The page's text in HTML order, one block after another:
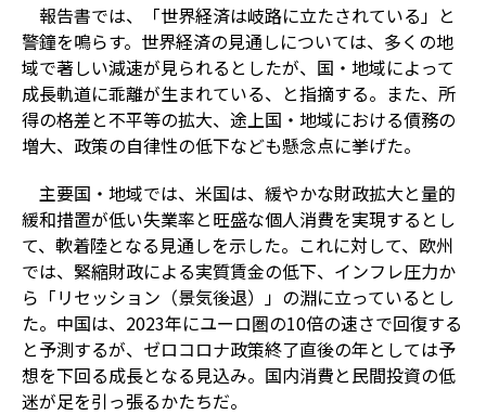
報告書では、「世界経済は岐路に立たされている」と
警鐘を鳴らす。世界経済の見通しについては、多くの地
域で著しい減速が見られるとしたが、国・地域によって
成長軌道に乖離が生まれている、と指摘する。また、所
得の格差と不平等の拡大、途上国・地域における債務の
増大、政策の自律性の低下なども懸念点に挙げた。
主要国・地域では、米国は、緩やかな財政拡大と量的
緩和措置が低い失業率と旺盛な個人消費を実現するとし
て、軟着陸となる見通しを示した。これに対して、欧州
では、緊縮財政による実質賃金の低下、インフレ圧力か
ら「リセッション（景気後退）」の淵に立っているとし
た。中国は、2023年にユーロ圏の10倍の速さで回復する
と予測するが、ゼロコロナ政策終了直後の年としては予
想を下回る成長となる見込み。国内消費と民間投資の低
迷が足を引っ張るかたちだ。